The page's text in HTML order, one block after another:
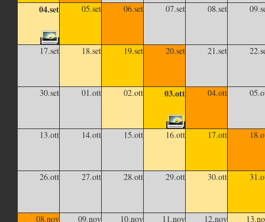
04.set 05.set 06.set 07.set 08.set
17.set 18.set 19.set 20.set 21.set
30.set 01.ott 02.ott 03.ott 04.ott
13.ott 14.ott 15.ott 16.ott 17.ott
26.ott 27.ott 28.ott 29.ott 30.ott
08.nov 09.nov 10.nov 11.nov 12.nov